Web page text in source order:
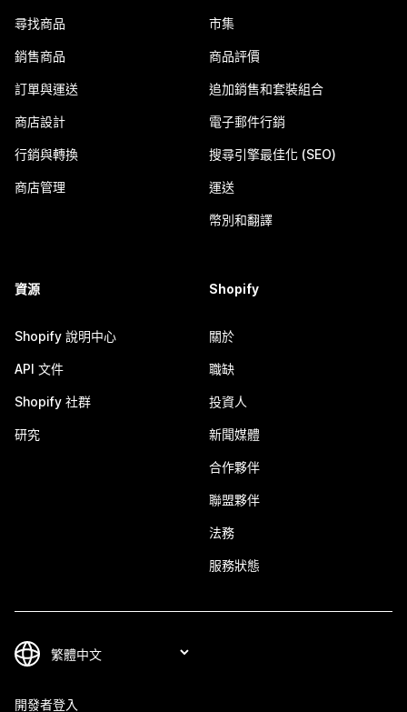
尋找商品
銷售商品
訂單與運送
商店設計
行銷與轉換
商店管理
市集
商品評價
追加銷售和套裝組合
電子郵件行銷
搜尋引擎最佳化 (SEO)
運送
幣別和翻譯
資源
Shopify 說明中心
API 文件
Shopify 社群
研究
Shopify
關於
職缺
投資人
新聞媒體
合作夥伴
聯盟夥伴
法務
服務狀態
開發者登入